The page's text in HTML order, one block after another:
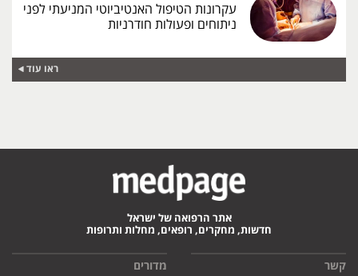
עקרונות הטיפול האנטיביוטי המניעתי לפני
ניתוחים ופעולות חודרניות
ראו עוד
אתר הרפואה של ישראל
חדשות, מחקרים, רופאים, מחלות ותרופות
קשר מדורים